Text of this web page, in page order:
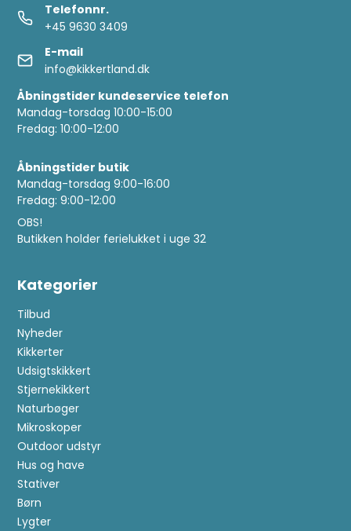
Telefonnr.
+45 9630 3409
E-mail
info@kikkertland.dk
Åbningstider kundeservice telefon
Mandag-torsdag 10:00-15:00
Fredag: 10:00-12:00
Åbningstider butik
Mandag-torsdag 9:00-16:00
Fredag: 9:00-12:00
OBS!
Butikken holder ferielukket i uge 32
Kategorier
Tilbud
Nyheder
Kikkerter
Udsigtskikkert
Stjernekikkert
Naturbøger
Mikroskoper
Outdoor udstyr
Hus og have
Stativer
Børn
Lygter